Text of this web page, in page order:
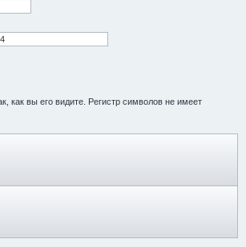
как вы его видите. Регистр символов не имеет